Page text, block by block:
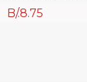
B/.8.75